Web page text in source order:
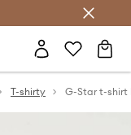
T-shirty G-Star t-shirt